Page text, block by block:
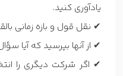
یادآوری کنید.
✔ نقل قول و بازه زمانی
✔ از آنها بپرسید که آیا
✔ اگر شرکت دیگری را